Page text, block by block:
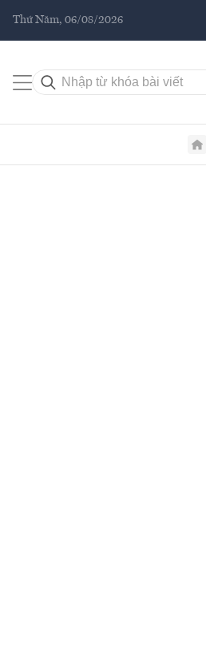
Thứ Năm, 06/08/2026